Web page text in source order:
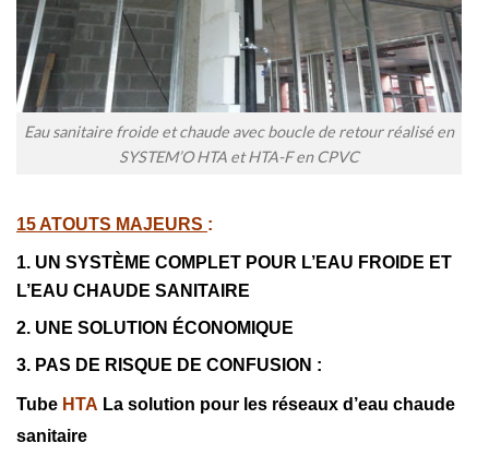
Eau sanitaire froide et chaude avec boucle de retour réalisé en
SYSTEM’O HTA et HTA-F en CPVC
15 ATOUTS MAJEURS :
1. UN SYSTÈME COMPLET POUR L’EAU FROIDE ET
L’EAU CHAUDE SANITAIRE
2. UNE SOLUTION ÉCONOMIQUE
3. PAS DE RISQUE DE CONFUSION :
Tube HTA La solution pour les réseaux d’eau chaude
sanitaire